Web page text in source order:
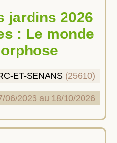
: Le monde
ET-SENANS (25610)
06/2026 au 18/10/2026